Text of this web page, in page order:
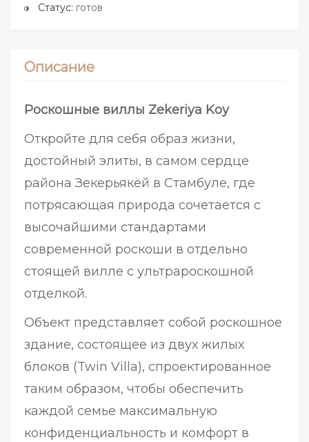
Статус: готов
Описание
Роскошные виллы Zekeriya Koy
Откройте для себя образ жизни,
достойный элиты, в самом сердце
района Зекерьякёй в Стамбуле, где
потрясающая природа сочетается с
высочайшими стандартами
современной роскоши в отдельно
стоящей вилле с ультрароскошной
отделкой.
Объект представляет собой роскошное
здание, состоящее из двух жилых
блоков (Twin Villa), спроектированное
таким образом, чтобы обеспечить
каждой семье максимальную
конфиденциальность и комфорт в